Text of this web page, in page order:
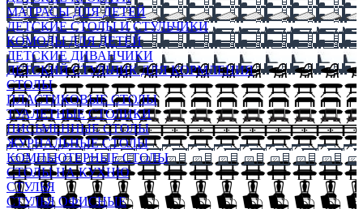
МАТРАСЫ ДЛЯ ДЕТЕЙ
ДЕТСКИЕ СТОЛЫ И СТУЛЬЧИКИ
КОМОДЫ ДЛЯ ДЕТЕЙ
ДЕТСКИЕ ДИВАНЧИКИ
ДЕТСКИЙ СТУЛЬЧИК ДЛЯ КОРМЛЕНИЯ
СТОЛЫ
ПЛАСТИКОВЫЕ СТОЛЫ
ТУАЛЕТНЫЕ СТОЛИКИ
ПИСЬМЕННЫЕ СТОЛЫ
ЖУРНАЛЬНЫЕ СТОЛЫ
КОМПЬЮТЕРНЫЕ СТОЛЫ
СТОЛЫ НА КУХНЮ
СТУЛЬЯ
СТУЛЬЯ ОФИСНЫЕ